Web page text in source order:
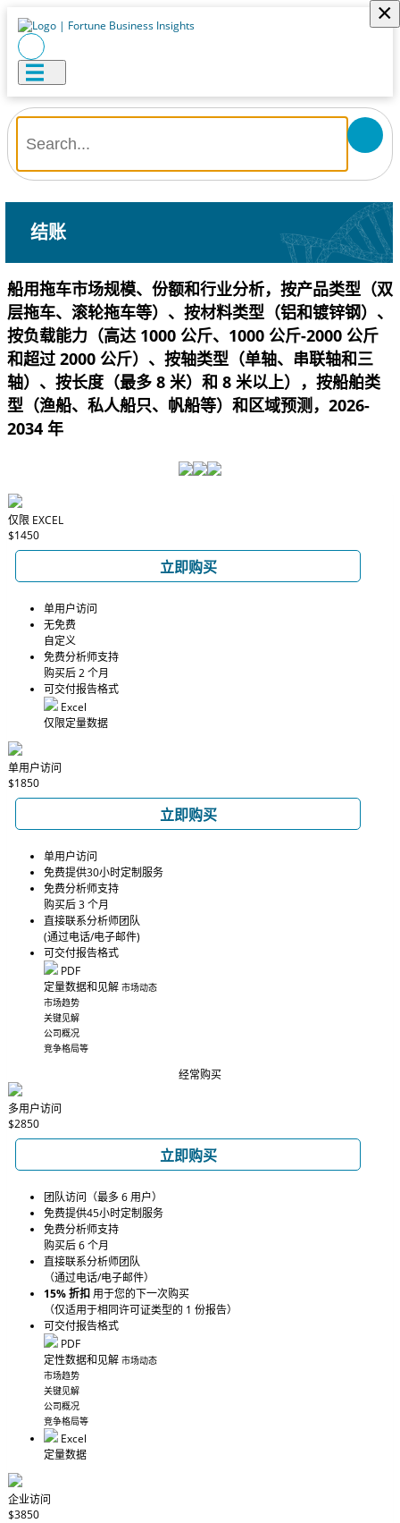
×
结账
船用拖车市场规模、份额和行业分析，按产品类型（双
层拖车、滚轮拖车等）、按材料类型（铝和镀锌钢）、
按负载能力（高达 1000 公斤、1000 公斤-2000 公斤
和超过 2000 公斤）、按轴类型（单轴、串联轴和三
轴）、按长度（最多 8 米）和 8 米以上），按船舶类
型（渔船、私人船只、帆船等）和区域预测，2026-
2034 年
仅限 EXCEL
$1450
立即购买
单用户访问
无免费
自定义
免费分析师支持
购买后 2 个月
可交付报告格式
Excel
仅限定量数据
单用户访问
$1850
立即购买
单用户访问
免费提供30小时定制服务
免费分析师支持
购买后 3 个月
直接联系分析师团队
(通过电话/电子邮件)
可交付报告格式
PDF
定量数据和见解 市场动态
市场趋势
关键见解
公司概况
竞争格局等
经常购买
多用户访问
$2850
立即购买
团队访问（最多 6 用户）
免费提供45小时定制服务
免费分析师支持
购买后 6 个月
直接联系分析师团队
（通过电话/电子邮件）
15% 折扣用于您的下一次购买
（仅适用于相同许可证类型的 1 份报告）
可交付报告格式
PDF
定性数据和见解 市场动态
市场趋势
关键见解
公司概况
竞争格局等
Excel
定量数据
企业访问
$3850